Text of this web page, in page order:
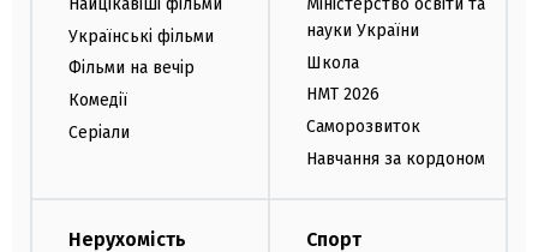
Українські фільми
Фільми на вечір
Комедії
Серіали
науки України
Школа
НМТ 2026
Саморозвиток
Навчання за кордоном
Нерухомість Спорт